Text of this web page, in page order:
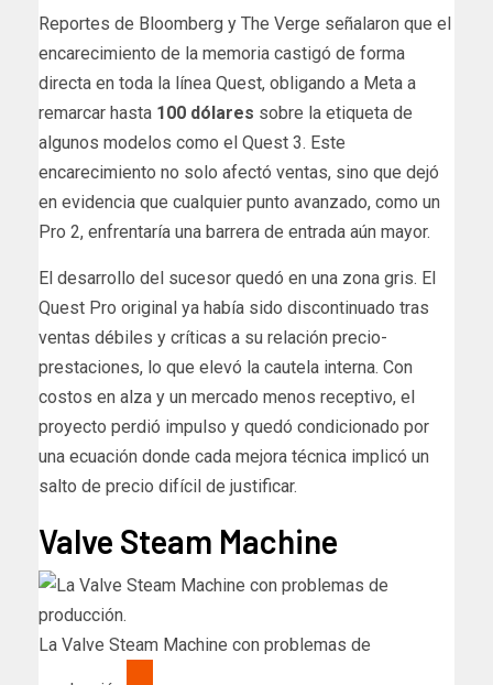
Reportes de Bloomberg y The Verge señalaron que el
encarecimiento de la memoria castigó de forma
directa en toda la línea Quest, obligando a Meta a
remarcar hasta 100 dólares sobre la etiqueta de
algunos modelos como el Quest 3. Este
encarecimiento no solo afectó ventas, sino que dejó
en evidencia que cualquier punto avanzado, como un
Pro 2, enfrentaría una barrera de entrada aún mayor.
El desarrollo del sucesor quedó en una zona gris. El
Quest Pro original ya había sido discontinuado tras
ventas débiles y críticas a su relación precio-
prestaciones, lo que elevó la cautela interna. Con
costos en alza y un mercado menos receptivo, el
proyecto perdió impulso y quedó condicionado por
una ecuación donde cada mejora técnica implicó un
salto de precio difícil de justificar.
Valve Steam Machine
La Valve Steam Machine con problemas de